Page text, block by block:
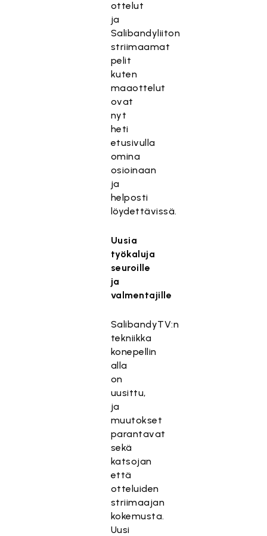
ottelut
ja
Salibandyliiton
striimaamat
pelit
kuten
maaottelut
ovat
nyt
heti
etusivulla
omina
osioinaan
ja
helposti
löydettävissä.
Uusia
työkaluja
seuroille
ja
valmentajille
SalibandyTV:n
tekniikka
konepellin
alla
on
uusittu,
ja
muutokset
parantavat
sekä
katsojan
että
otteluiden
striimaajan
kokemusta.
Uusi